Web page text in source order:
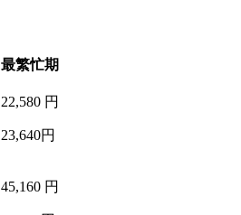
最繁忙期
22,580 円
23,640円
45,160 円